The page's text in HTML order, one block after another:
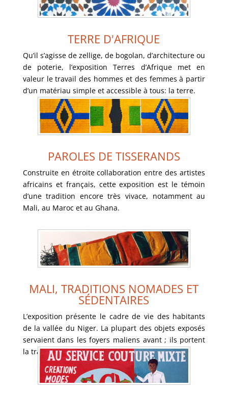
TERRE D'AFRIQUE
Qu’il s’agisse de zellige, de bogolan, d’architecture ou
de poterie, l’exposition Terres d’Afrique met en
valeur le travail des hommes et des femmes à partir
d’un matériau simple et accessible à tous: la terre.
TERRE D'AFRIQUE
VOIR LA GALERIE
PAROLES DE TISSERANDS
Construite en étroite collaboration entre des artistes
africains et français, cette exposition est le témoin
d’une tradition encore très vivace, notamment au
Mali, au Maroc et au Ghana.
PAROLES DE TISSERANDS
VOIR LA GALERIE
MALI, TRADITIONS NOMADES ET
SÉDENTAIRES
L’exposition présente le cadre de vie des habitants
de la vallée du Niger. La plupart des objets exposés
servaient dans les foyers maliens avant ; ils portent
la trace de leur utilisation quotidienne.
MALI, TRADITIONS NOMADES ET
SÉDENTAIRES
VOIR LA GALERIE